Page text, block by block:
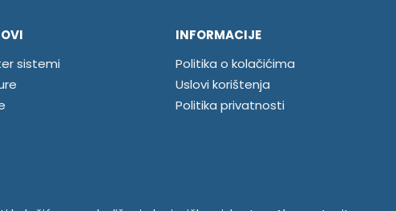
sistemi
INFORMACIJE
Politika o kolačićima
Uslovi korištenja
Politika privatnosti